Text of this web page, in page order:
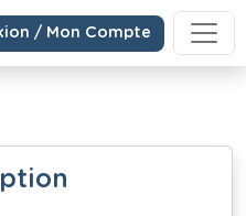
/ Mon Compte